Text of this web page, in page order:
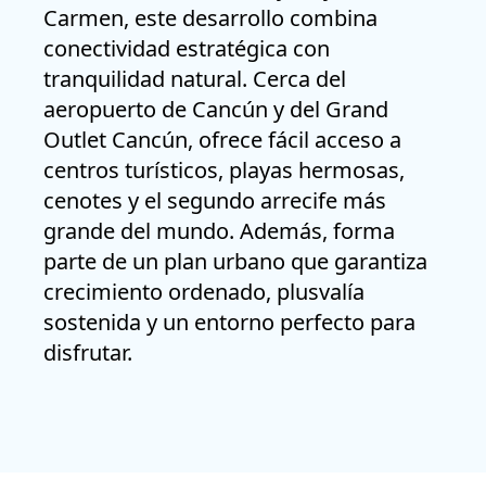
Carmen, este desarrollo combina
conectividad estratégica con
tranquilidad natural. Cerca del
aeropuerto de Cancún y del Grand
Outlet Cancún, ofrece fácil acceso a
centros turísticos, playas hermosas,
cenotes y el segundo arrecife más
grande del mundo. Además, forma
parte de un plan urbano que garantiza
crecimiento ordenado, plusvalía
sostenida y un entorno perfecto para
disfrutar.